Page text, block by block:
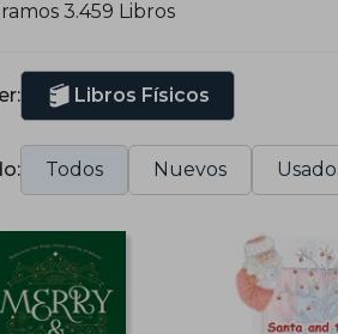
3.459 Libros
Libros Físicos
Todos Nuevos